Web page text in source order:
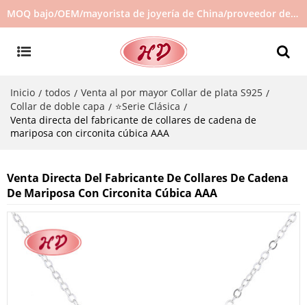
MOQ bajo/OEM/mayorista de joyería de China/proveedor de joyas/joyería de gran venta en stock/no hay joyas de segunda mano
Inicio / todos / Venta al por mayor Collar de plata S925 /
Collar de doble capa / ⭐Serie Clásica /
Venta directa del fabricante de collares de cadena de
mariposa con circonita cúbica AAA
Venta Directa Del Fabricante De Collares De Cadena
De Mariposa Con Circonita Cúbica AAA